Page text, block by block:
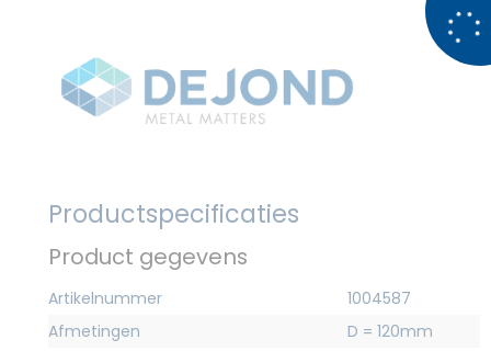
Productspecificaties
Product gegevens
Artikelnummer
1004587
Afmetingen
D = 120mm